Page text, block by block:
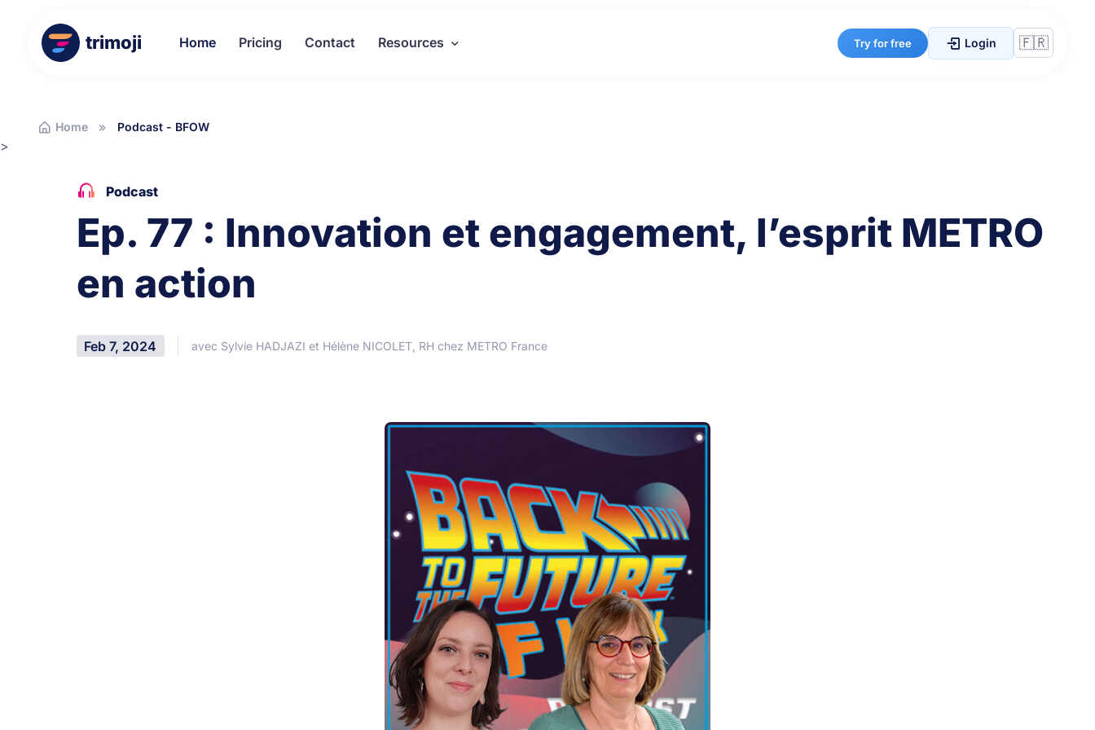
trimoji Home Pricing Contact Resources Try for free Login
Home Podcast - BFOW
>
Podcast
Ep. 77 : Innovation et engagement, l’esprit METRO
en action
Feb 7, 2024 avec Sylvie HADJAZI et Hélène NICOLET, RH chez METRO France